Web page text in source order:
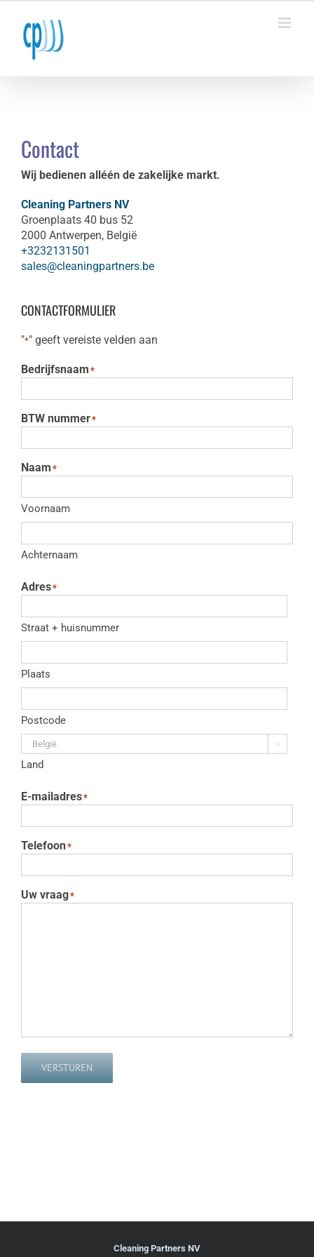
inhoud
Contact
Wij bedienen alléén de zakelijke markt.
Cleaning Partners NV
Groenplaats 40 bus 52
2000 Antwerpen, België
+3232131501
sales@cleaningpartners.be
CONTACTFORMULIER
"*" geeft vereiste velden aan
Bedrijfsnaam *
BTW nummer*
Naam *
Voornaam
Achternaam
Adres*
Straat + huisnummer
Plaats
Postcode

Land
E-mailadres*
Telefoon *
Uw vraag*
VERSTUREN
Cleaning Partners NV